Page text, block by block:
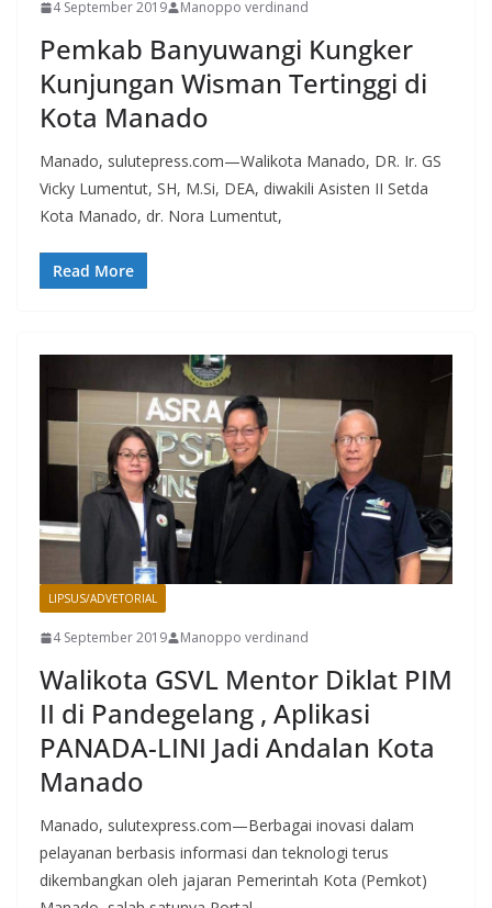
4 September 2019 Manoppo verdinand
Pemkab Banyuwangi Kungker
Kunjungan Wisman Tertinggi di
Kota Manado
Manado, sulutepress.com—Walikota Manado, DR. Ir. GS
Vicky Lumentut, SH, M.Si, DEA, diwakili Asisten II Setda
Kota Manado, dr. Nora Lumentut,
Read More
LIPSUS/ADVETORIAL
4 September 2019 Manoppo verdinand
Walikota GSVL Mentor Diklat PIM
II di Pandegelang , Aplikasi
PANADA-LINI Jadi Andalan Kota
Manado
Manado, sulutexpress.com—Berbagai inovasi dalam
pelayanan berbasis informasi dan teknologi terus
dikembangkan oleh jajaran Pemerintah Kota (Pemkot)